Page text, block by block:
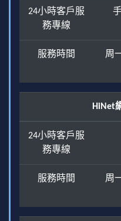
24小時客戶服
務專線
服務時間
周
HiNet
24小時客戶服
務專線
服務時間
周